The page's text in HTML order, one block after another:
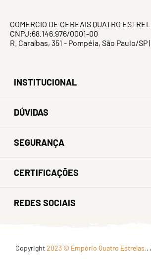
COMERCIO DE CEREAIS QUATRO
CNPJ:68.146.976/0001-00
R. Caraíbas, 351 - Pompéia, São Paulo/
INSTITUCIONAL
DÚVIDAS
SEGURANÇA
CERTIFICAÇÕES
REDES SOCIAIS
Copyright2023 © Empório Quatro Estrelas..